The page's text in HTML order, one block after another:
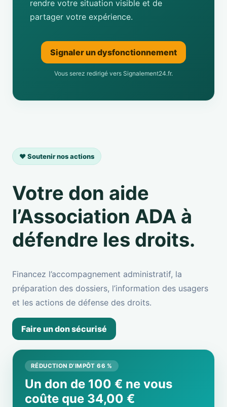
rendre votre situation visible et de
partager votre expérience.
Signaler un dysfonctionnement
Vous serez redirigé vers Signalement24.fr.
❤️ Soutenir nos actions
Votre don aide
l’Association ADA à
défendre les droits.
Financez l’accompagnement administratif, la
préparation des dossiers, l’information des usagers
et les actions de défense des droits.
Faire un don sécurisé
RÉDUCTION D’IMPÔT 66 %
Un don de 100 € ne vous
coûte que 34,00 €